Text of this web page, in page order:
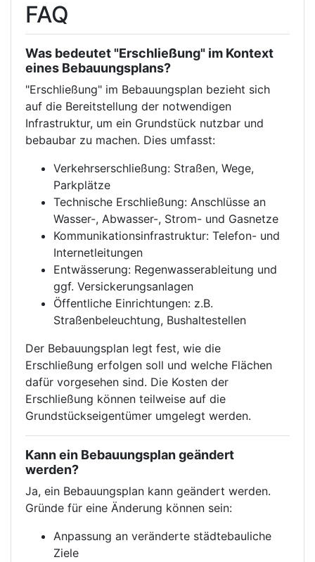
FAQ
Was bedeutet "Erschließung" im Kontext
eines Bebauungsplans?
"Erschließung" im Bebauungsplan bezieht sich
auf die Bereitstellung der notwendigen
Infrastruktur, um ein Grundstück nutzbar und
bebaubar zu machen. Dies umfasst:
Verkehrserschließung: Straßen, Wege,
Parkplätze
Technische Erschließung: Anschlüsse an
Wasser-, Abwasser-, Strom- und Gasnetze
Kommunikationsinfrastruktur: Telefon- und
Internetleitungen
Entwässerung: Regenwasserableitung und
ggf. Versickerungsanlagen
Öffentliche Einrichtungen: z.B.
Straßenbeleuchtung, Bushaltestellen
Der Bebauungsplan legt fest, wie die
Erschließung erfolgen soll und welche Flächen
dafür vorgesehen sind. Die Kosten der
Erschließung können teilweise auf die
Grundstückseigentümer umgelegt werden.
Kann ein Bebauungsplan geändert
werden?
Ja, ein Bebauungsplan kann geändert werden.
Gründe für eine Änderung können sein:
Anpassung an veränderte städtebauliche
Ziele